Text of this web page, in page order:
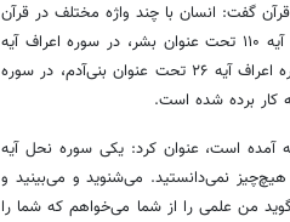
گفت: انسان با چند واژه مختلف در قرآن
آیه ۱۱۰ تحت عنوان بشر، در سوره اعراف آیه
، در سوره اعراف آیه ۲۶ تحت عنوان بنی‌آدم، در سوره
آمده است، عنوان کرد: یکی سوره نحل آیه
هیچ‌چیز نمی‌دانستید. می‌شنوید و می‌بینید و
من علمی را از شما می‌خواهم که شما را